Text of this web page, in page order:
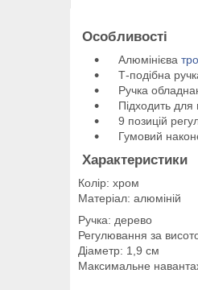
Особливості
Алюмінієва
Т-подібна
Ручка
Підходить для
9 позицій
Гумовий
Характеристики
Колір: хром
Матеріал: алюміній
Ручка: дерево
Регулювання за
Діаметр: 1,9 см
Максимальне